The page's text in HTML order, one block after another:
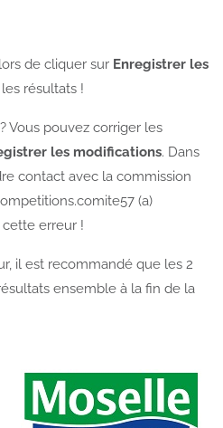
de cliquer sur Enregistrer les
résultats !
Vous pouvez corriger les
les modifications. Dans
contact avec la commission
(a)
erreur !
il est recommandé que les 2
ensemble à la fin de la